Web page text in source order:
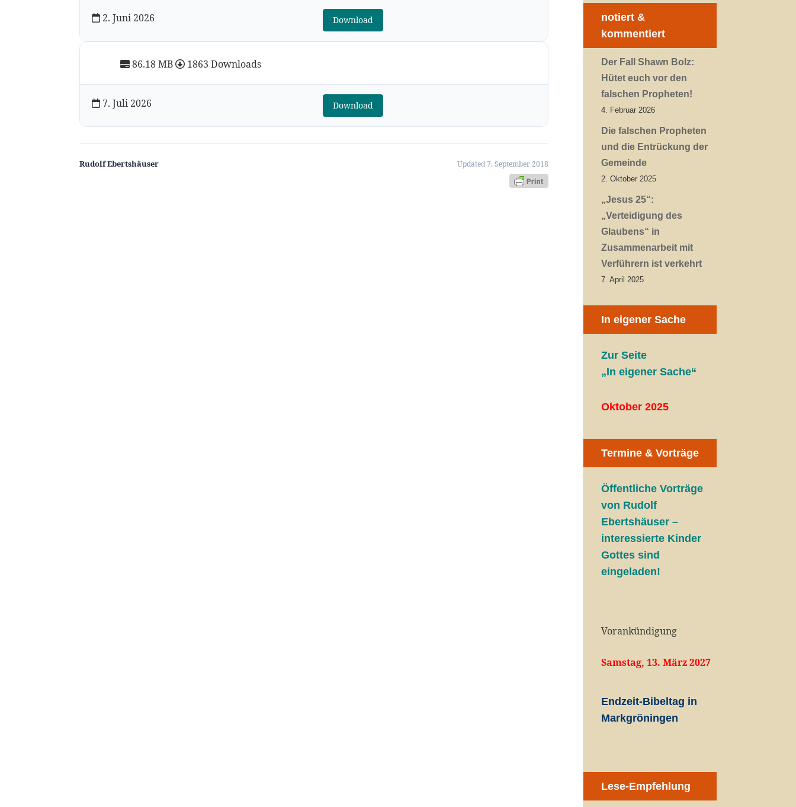
86.18 MB 1863 Downloads
7. Juli 2026 Download
2. Juni 2026 Download
Rudolf Ebertshäuser Updated 7. September 2018
notiert &
kommentiert
Der Fall Shawn Bolz:
Hütet euch vor den
falschen Propheten!
4. Februar 2026
Die falschen Propheten
und die Entrückung der
Gemeinde
2. Oktober 2025
„Jesus 25“:
„Verteidigung des
Glaubens“ in
Zusammenarbeit mit
Verführern ist verkehrt
7. April 2025
In eigener Sache
Zur Seite
„In eigener Sache“
Oktober 2025
Termine & Vorträge
Öffentliche Vorträge
von Rudolf
Ebertshäuser –
interessierte Kinder
Gottes sind
eingeladen!
Vorankündigung
Samstag, 13. März 2027
Endzeit-Bibeltag in
Markgröningen
Lese-Empfehlung